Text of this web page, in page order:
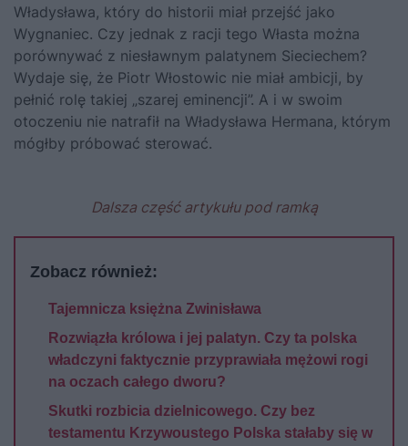
Władysława, który do historii miał przejść jako
Wygnaniec. Czy jednak z racji tego Własta można
porównywać z niesławnym palatynem Sieciechem?
Wydaje się, że Piotr Włostowic nie miał ambicji, by
pełnić rolę takiej „szarej eminencji”. A i w swoim
otoczeniu nie natrafił na Władysława Hermana, którym
mógłby próbować sterować.
Dalsza część artykułu pod ramką
Zobacz również:
Tajemnicza księżna Zwinisława
Rozwiązła królowa i jej palatyn. Czy ta polska
władczyni faktycznie przyprawiała mężowi rogi
na oczach całego dworu?
Skutki rozbicia dzielnicowego. Czy bez
testamentu Krzywoustego Polska stałaby się w